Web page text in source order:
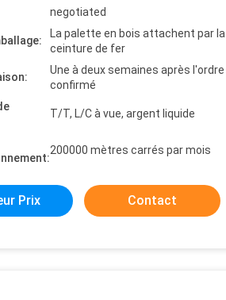
negotiated
La palette en bois attachent par la
ceinture de fer
Une à deux semaines après l'ordre
confirmé
T/T, L/C à vue, argent liquide
200000 mètres carrés par mois
Prix Contact